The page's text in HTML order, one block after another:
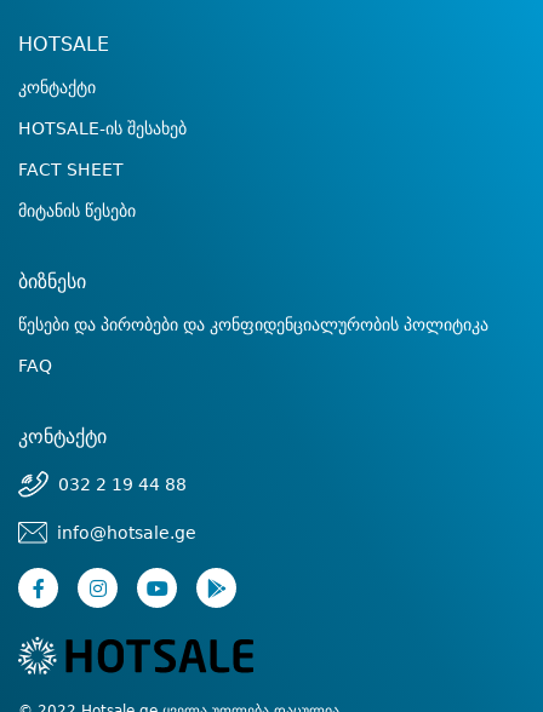
HOTSALE
კონტაქტი
HOTSALE-ის შესახებ
FACT SHEET
მიტანის წესები
ბიზნესი
წესები და პირობები და კონფიდენციალურობის პოლიტიკა
FAQ
კონტაქტი
032 2 19 44 88
info@hotsale.ge